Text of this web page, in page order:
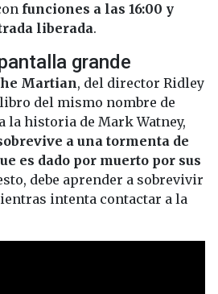
funciones a las 16:00 y
liberada.
grande
Martian, del director Ridley
del mismo nombre de
la historia de Mark Watney,
a una tormenta de
es dado por muerto por sus
debe aprender a sobrevivir
intenta contactar a la